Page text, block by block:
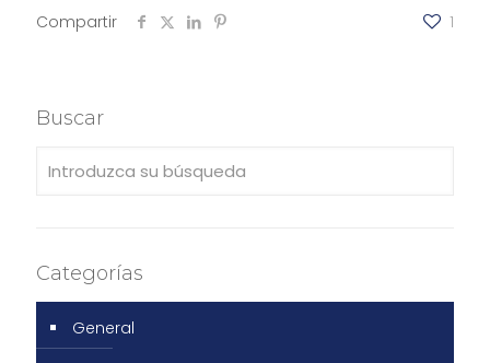
Compartir 1
Buscar
Categorías
General